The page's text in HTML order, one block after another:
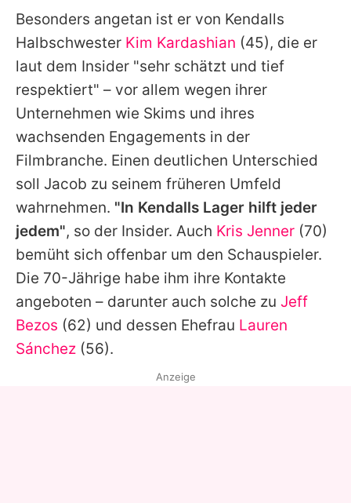
Besonders angetan ist er von Kendalls
Halbschwester Kim Kardashian (45), die er
laut dem Insider "sehr schätzt und tief
respektiert" – vor allem wegen ihrer
Unternehmen wie Skims und ihres
wachsenden Engagements in der
Filmbranche. Einen deutlichen Unterschied
soll Jacob zu seinem früheren Umfeld
wahrnehmen. "In Kendalls Lager hilft jeder
jedem", so der Insider. Auch Kris Jenner (70)
bemüht sich offenbar um den Schauspieler.
Die 70-Jährige habe ihm ihre Kontakte
angeboten – darunter auch solche zu Jeff
Bezos (62) und dessen Ehefrau Lauren
Sánchez (56).
Anzeige